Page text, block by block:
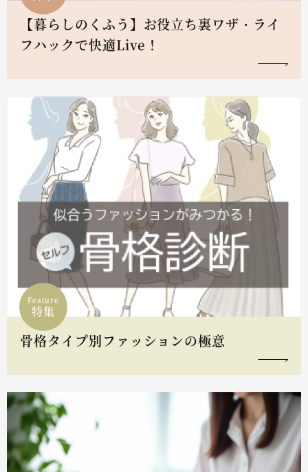
【暮らしのくふう】お役立ち裏ワザ・ライ
フハックで快適Live！
Feature
特集
骨格タイプ別ファッションの極意